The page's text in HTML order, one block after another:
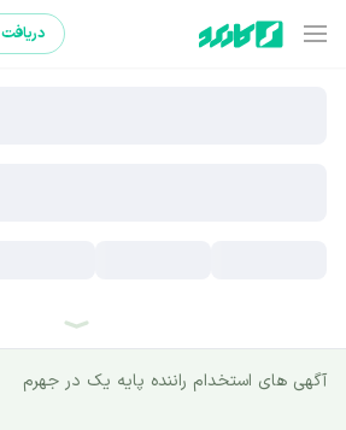
دریافت
آگهی های استخدام راننده پایه یک در جهرم